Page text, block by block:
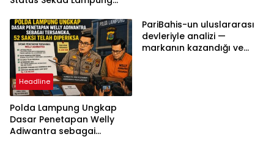
Berdasarkan Aturan,
Bukan Tekanan Opini
Headline
Polda Lampung Ungkap
Dasar Penetapan Welly
Adiwantra sebagai
PariBahis-un uluslararası
devleriyle analizi —
markanın kazandığı ve